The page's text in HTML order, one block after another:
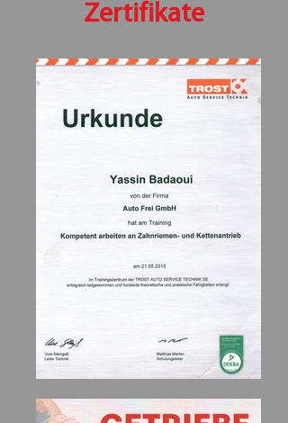
Zertifikate